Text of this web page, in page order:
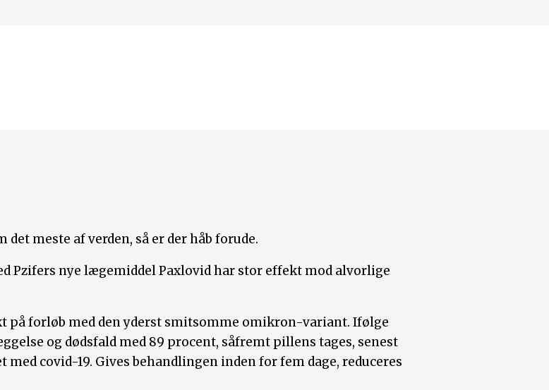
meste af verden, så er der håb forude.
Pzifers nye lægemiddel Paxlovid har stor effekt mod alvorlige
forløb med den yderst smitsomme omikron-variant. Ifølge
og dødsfald med 89 procent, såfremt pillens tages, senest
covid-19. Gives behandlingen inden for fem dage, reduceres